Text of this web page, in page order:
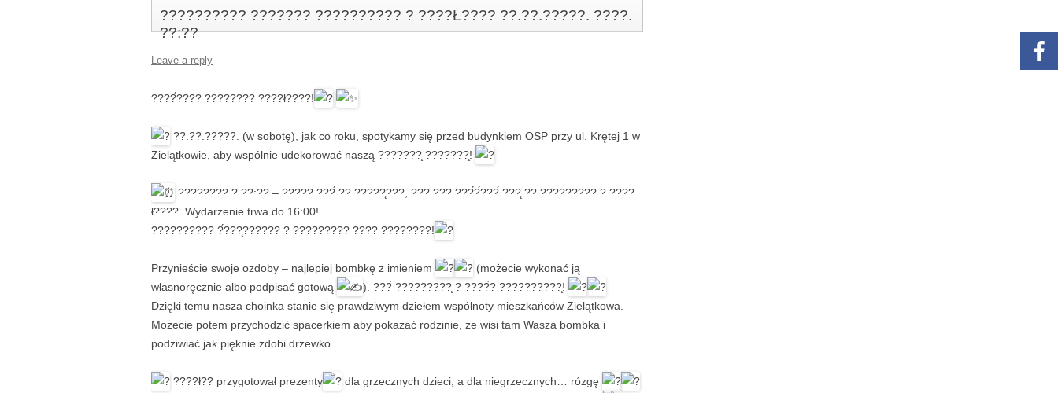
?????????? ??????? ?????????? ? ????Ł???? ??.??.?????. ????.
??:??
Leave a reply
????́???? ???????? ????ł????!
??.??.?????. (w sobotę), jak co roku, spotykamy się przed budynkiem OSP przy ul. Krętej 1 w
Zielątkowie, aby wspólnie udekorować naszą ???????̨ ???????̨!
???????? ? ??:?? – ????? ???́ ?? ?????̨???, ??? ??? ???́?́???́ ???̨ ?? ????????? ? ????
ł????. Wydarzenie trwa do 16:00!
?????????? ?́???̨?????? ? ????????? ???? ????????!
Przynieście swoje ozdoby – najlepiej bombkę z imieniem
(możecie wykonać ją
własnoręcznie albo podpisać gotową
). ???́ ?????????̨ ? ????́? ??????????̨!
Dzięki temu nasza choinka stanie się prawdziwym dziełem wspólnoty mieszkańców Zielątkowa.
Możecie potem przychodzić spacerkiem aby pokazać rodzinie, że wisi tam Wasza bombka i
podziwiać jak pięknie zdobi drzewko.
????ł?? przygotował prezenty
dla grzecznych dzieci, a dla niegrzecznych… rózgę